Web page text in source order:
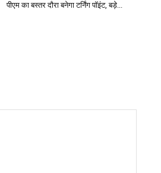
पीएम का बस्तर दौरा बनेगा टर्निंग पॉइंट, बड़े...